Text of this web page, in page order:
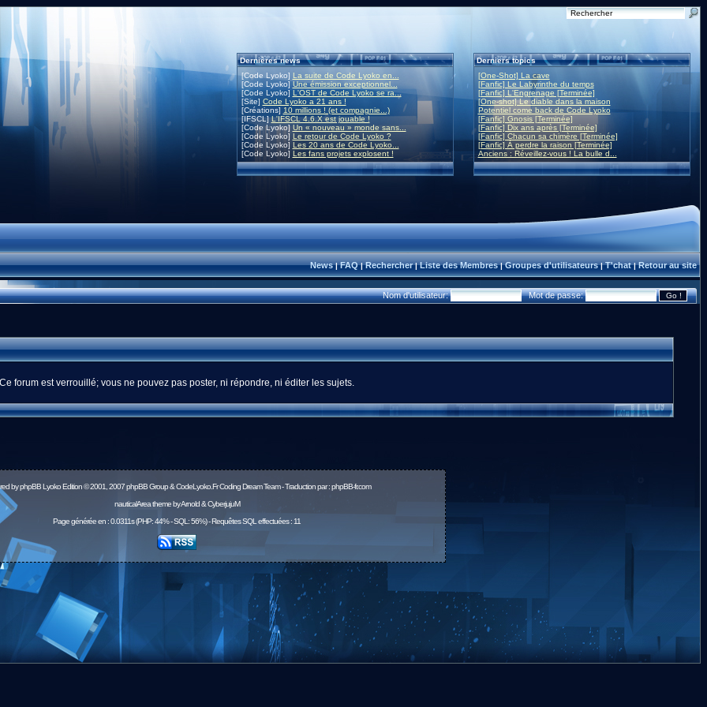
Dernières news
[Code Lyoko] La suite de Code Lyoko en...
[Code Lyoko]Une émission exceptionnel...
[Code Lyoko] L'OST de Code Lyoko se ra...
[Site] Code Lyoko a 21 ans !
[Créations] 10 millions ! (et compagnie...)
[IFSCL]L'IFSCL 4.6.X est jouable !
[Code Lyoko] Un « nouveau » monde sans...
[Code Lyoko] Le retour de Code Lyoko ?
[Code Lyoko] Les 20 ans de Code Lyoko...
[Code Lyoko] Les fans projets explosent !
Derniers topics
[One-Shot] La cave
[Fanfic] Le Labyrinthe du temps
[Fanfic] L'Engrenage [Terminée]
[One-shot] Le diable dans la maison
Potentiel come back de Code Lyoko
[Fanfic] Gnosis [Terminée]
[Fanfic] Dix ans après [Terminée]
[Fanfic] Chacun sa chimère [Terminée]
[Fanfic] À perdre la raison [Terminée]
Anciens : Réveillez-vous ! La bulle d...
News|FAQ|Rechercher|Liste des Membres|Groupes d'utilisateurs|T'chat|Retour au site
Nom d'utilisateur: Mot de passe:
Ce forum est verrouillé; vous ne pouvez pas poster, ni répondre, ni éditer les sujets.
byphpBBLyoko Edition © 2001, 2007 phpBB Group & CodeLyoko.Fr Coding Dream Team - Traduction par :phpBB-fr.com
nauticalArea theme by Arnold & CyberjujuM
Page générée en : 0.0311s (PHP: 44% - SQL: 56%) - Requêtes SQL effectuées : 11